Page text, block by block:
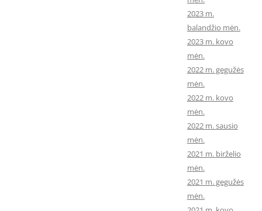
2023 m.
balandžio mėn.
2023 m. kovo
mėn.
2022 m. gegužės
mėn.
2022 m. kovo
mėn.
2022 m. sausio
mėn.
2021 m. birželio
mėn.
2021 m. gegužės
mėn.